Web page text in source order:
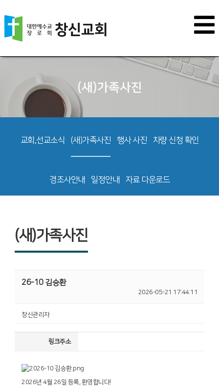
(새)가족사진
교회,선교소식 (새)가족사진 행사 사진 차량 신청 확인
경조사안내 일정안내 자료 다운로드
(새)가족사진
26-10 김승환
2026-05-21 17:44:11
창신관리자
링크주소
2026년 4월 26일 등록, 환영합니다!